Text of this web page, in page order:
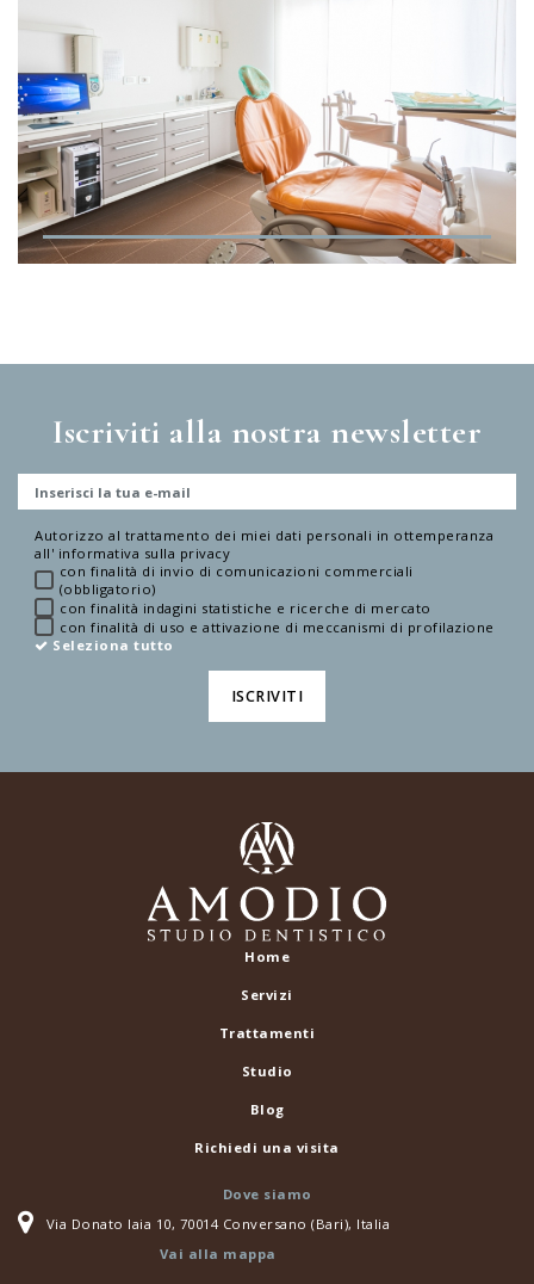
Iscriviti alla nostra newsletter
Autorizzo al trattamento dei miei dati personali in ottemperanza
all' informativa sulla privacy
con finalità di invio di comunicazioni commerciali
(obbligatorio)
con finalità indagini statistiche e ricerche di mercato
con finalità di uso e attivazione di meccanismi di profilazione
Seleziona tutto
ISCRIVITI
Home
Servizi
Trattamenti
Studio
Blog
Richiedi una visita
Dove siamo
Via Donato Iaia 10, 70014 Conversano (Bari), Italia
Vai alla mappa